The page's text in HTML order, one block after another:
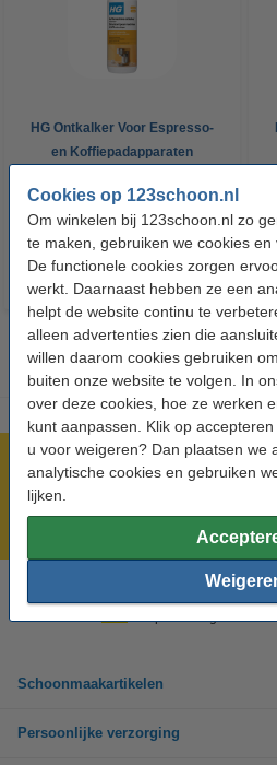
Cookies op 123schoon.nl
Om winkelen bij 123schoon.nl zo
te maken, gebruiken we cookies en
De functionele cookies zorgen
werkt. Daarnaast hebben ze een
helpt de website continu te
alleen advertenties zien die
willen daarom cookies gebruiken
buiten onze website te volgen. In
over deze cookies, hoe ze werken
kunt aanpassen. Klik op
u voor weigeren? Dan plaatsen we
analytische cookies en gebruiken
lijken.
HG Ontkalker Voor Espresso-
en Koffiepadapparaten
€ 4,79 Inclusief 21% BTW
Meer dan 5 miljoen klanten!
Voor 23.59 uur besteld, morgen in
Hulp nodig? Bel ons
Op werkdagen van
Schoonmaakartikelen
Persoonlijke verzorging